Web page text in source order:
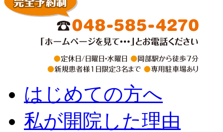
はじめての方へ
私が開院した理由